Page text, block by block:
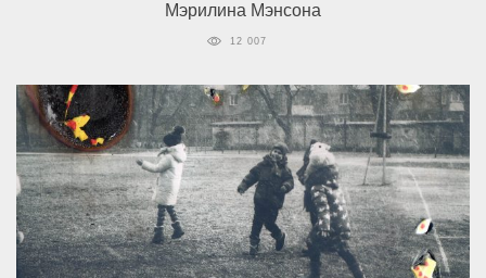
Мэрилина Мэнсона
12 007